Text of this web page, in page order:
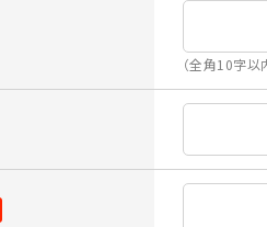
（全角10字以